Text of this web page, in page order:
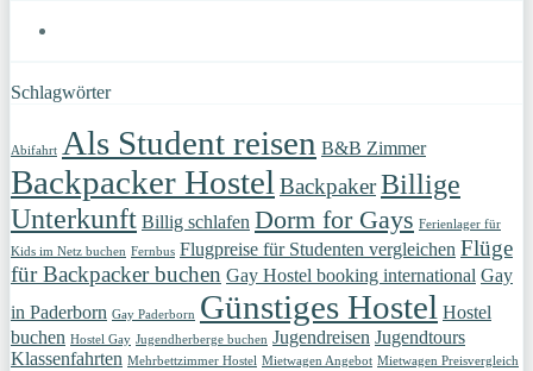
Schlagwörter
Abifahrt Als Student reisen B&B Zimmer
Backpacker HostelBackpakerBillige
Unterkunft Billig schlafen Dorm for Gays Ferienlager für
Kids im Netz buchen Fernbus Flugpreise für Studenten vergleichen Flüge
für Backpacker buchen Gay Hostel booking international Gay
in Paderborn Gay Paderborn Günstiges Hostel Hostel
buchen Hostel Gay Jugendherberge buchen Jugendreisen Jugendtours
Klassenfahrten Mehrbettzimmer Hostel Mietwagen Angebot Mietwagen Preisvergleich